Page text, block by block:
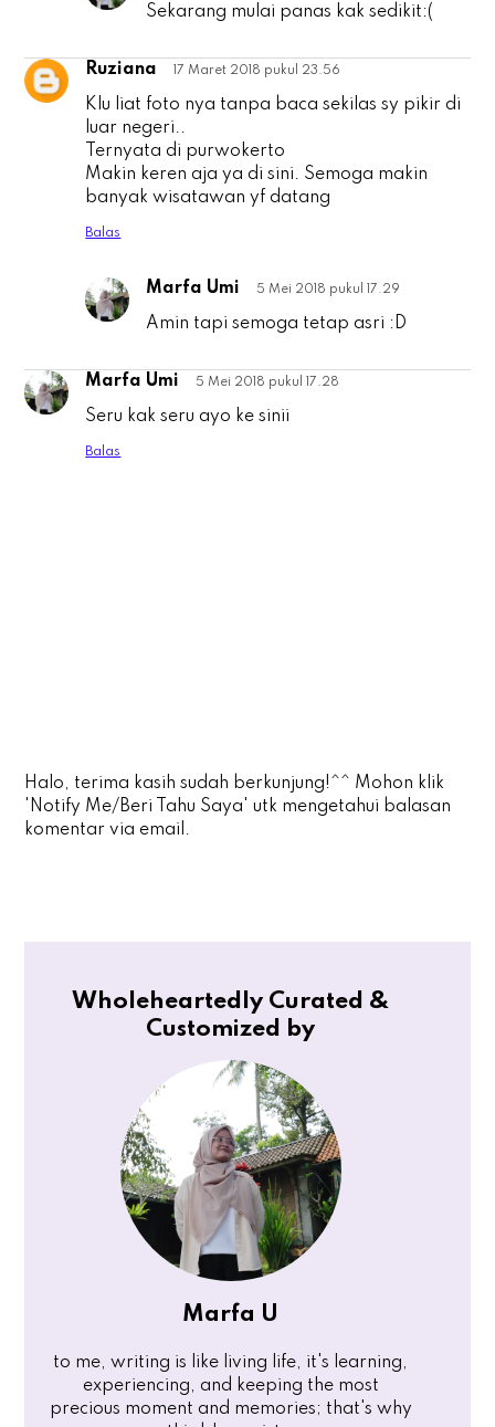
Sekarang mulai panas kak sedikit:(
R Ruziana 17 Maret 2018 pukul 23.56
Klu liat foto nya tanpa baca sekilas sy pikir di
luar negeri..
Ternyata di purwokerto
Makin keren aja ya di sini. Semoga makin
banyak wisatawan yf datang
Balas
R Marfa Umi 5 Mei 2018 pukul 17.29
Amin tapi semoga tetap asri :D
M Marfa Umi 5 Mei 2018 pukul 17.28
Seru kak seru ayo ke sinii
Balas
Halo, terima kasih sudah berkunjung!^^ Mohon klik
'Notify Me/Beri Tahu Saya' utk mengetahui balasan
komentar via email.
Wholeheartedly Curated &
Customized by
Marfa U
to me, writing is like living life, it's learning,
experiencing, and keeping the most
precious moment and memories; that's why